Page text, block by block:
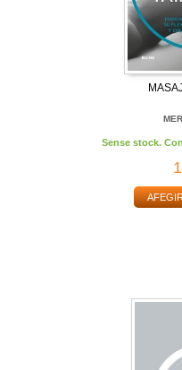
Sense stock.